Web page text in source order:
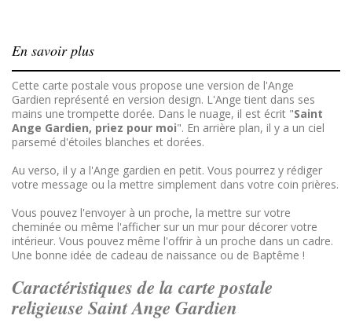
En savoir plus
Cette carte postale vous propose une version de l'Ange
Gardien représenté en version design. L'Ange tient dans ses
mains une trompette dorée. Dans le nuage, il est écrit "Saint
Ange Gardien, priez pour moi". En arrière plan, il y a un ciel
parsemé d'étoiles blanches et dorées.
Au verso, il y a l'Ange gardien en petit. Vous pourrez y rédiger
votre message ou la mettre simplement dans votre coin prières.
Vous pouvez l'envoyer à un proche, la mettre sur votre
cheminée ou même l'afficher sur un mur pour décorer votre
intérieur. Vous pouvez même l'offrir à un proche dans un cadre.
Une bonne idée de cadeau de naissance ou de Baptême !
Caractéristiques de la carte postale
religieuse Saint Ange Gardien